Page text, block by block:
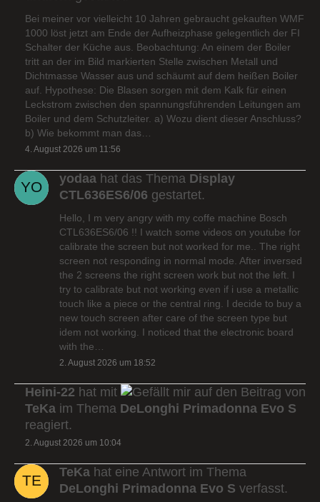
Bei meiner vor vielleicht 10 Jahren gebraucht gekauften WMF
1000 löst jetzt am Ende der Aufheizphase gelegentlich der FI
Schalter der Küche aus. Beobachtung: An einem der Boiler
tritt an der im Bild markierten Stelle zwischen Metall und
Dichtmasse Wasser aus und schäumt auf dem heißen Boiler
auf. Hypothese: Die Blasen sorgen mit dem Kalk für einen
Leckstrom zwischen den spannungsführenden Leitungen am
Boiler und dem Schutzleiter. a) Wozu dient dieser Anschluss?
b) Wie bekommt man das…
4. August 2026 um 11:56
yodaa hat das Thema Display
CTL636ES6/06 gestartet.
Hello, I m very angry with my coffe machine Bosch
CTL636ES6/06 !! I watch some videos on youtube for
calibrate the screen but not worked for me.. The right
screen not responding in normal mode. After inversed
the 2 screens the right screen work but not the left. I
try to calibrate but not working even if i use a metallic
touch like a piece or the central ring. I decide to buy a
new touch screen after care of the screen type but
idem not working. I noticed that the electronic board
with the…
2. August 2026 um 18:52
Heini-22 hat mit
auf den Beitrag von
TeKa im Thema DeLonghi Primadonna Evo S
reagiert.
2. August 2026 um 10:04
TeKa hat eine Antwort im Thema
DeLonghi Primadonna Evo S verfasst.